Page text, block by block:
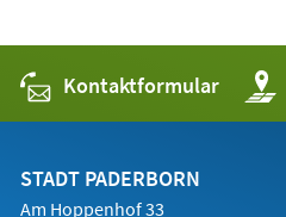
Kontaktformular
in
STADT PADERBORN
Am Hoppenhof 33